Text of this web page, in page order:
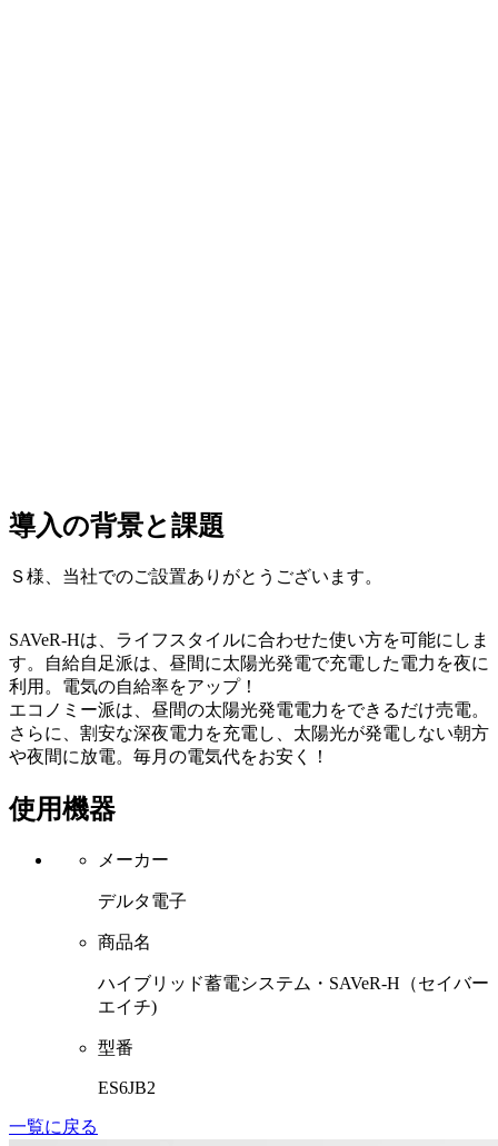
導入の背景と課題
Ｓ様、当社でのご設置ありがとうございます。
SAVeR-Hは、ライフスタイルに合わせた使い方を可能にしま
す。自給自足派は、昼間に太陽光発電で充電した電力を夜に
利用。電気の自給率をアップ！
エコノミー派は、昼間の太陽光発電電力をできるだけ売電。
さらに、割安な深夜電力を充電し、太陽光が発電しない朝方
や夜間に放電。毎月の電気代をお安く！
使用機器
メーカー
デルタ電子
商品名
ハイブリッド蓄電システム・SAVeR-H（セイバー
エイチ)
型番
ES6JB2
一覧に戻る